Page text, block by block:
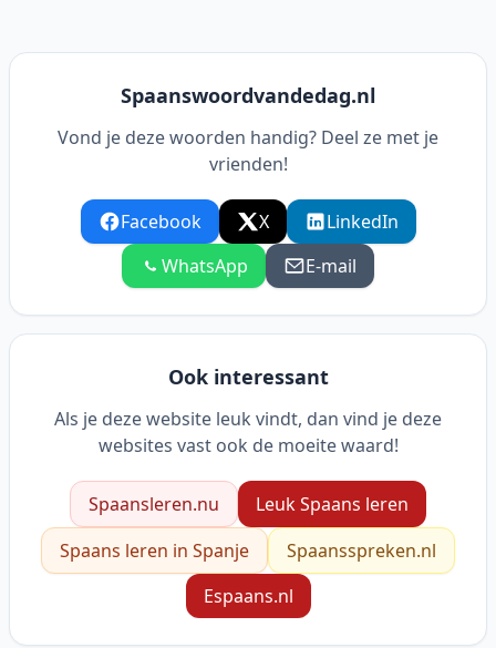
Spaanswoordvandedag.nl
Vond je deze woorden handig? Deel ze met je
vrienden!
Facebook X
LinkedIn
WhatsApp
E-mail
Ook interessant
Als je deze website leuk vindt, dan vind je deze
websites vast ook de moeite waard!
Spaansleren.nu
Leuk Spaans leren
Spaans leren in Spanje
Spaansspreken.nl
Espaans.nl